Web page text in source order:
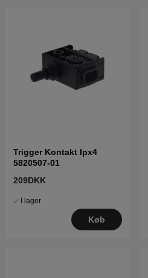
Trigger Kontakt Ipx4
5820507-01
209DKK
I lager
Køb